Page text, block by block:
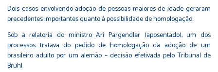
Dois casos envolvendo adoção de pessoas maiores de idade geraram
precedentes importantes quanto à possibilidade de homologação.
Sob a relatoria do ministro Ari Pargendler (aposentado), um dos
processos tratava do pedido de homologação da adoção de um
brasileiro adulto por um alemão – decisão efetivada pelo Tribunal de
Brühl.